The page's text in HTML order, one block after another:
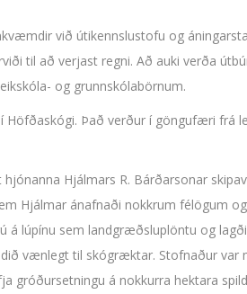
við útikennslustofu og
til að verjast regni. Að auki verða
og grunnskólabörnum.
Það verður í göngufæri frá
Hjálmars R. Bárðarsonar
Hjálmar ánafnaði nokkrum félögum
á lúpínu sem landgræðsluplöntu og
vænlegt til skógræktar. Stofnaður var
á nokkurra hektara